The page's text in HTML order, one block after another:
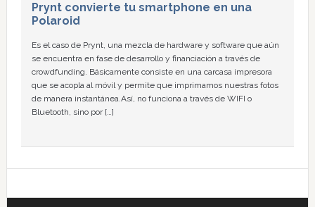
Prynt convierte tu smartphone en una
Polaroid
Es el caso de Prynt, una mezcla de hardware y software que aún
se encuentra en fase de desarrollo y financiación a través de
crowdfunding. Básicamente consiste en una carcasa impresora
que se acopla al móvil y permite que imprimamos nuestras fotos
de manera instantánea.Así, no funciona a través de WIFI o
Bluetooth, sino por […]